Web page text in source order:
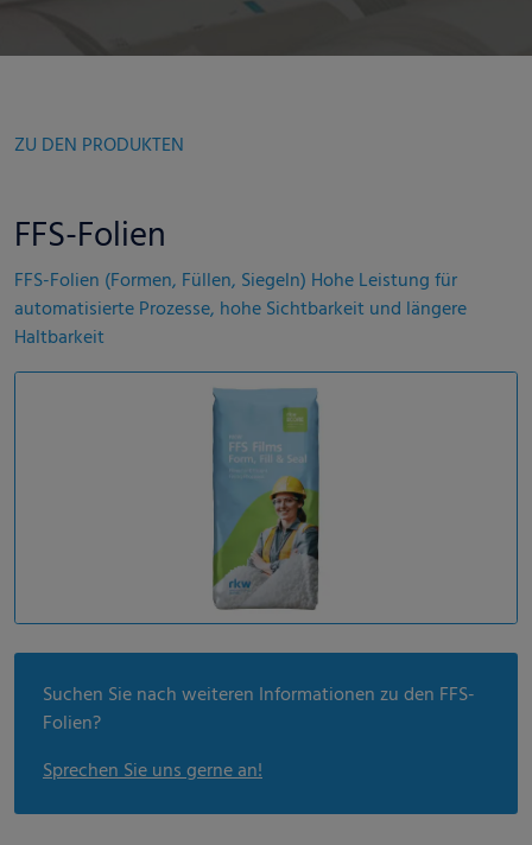
ZU DEN PRODUKTEN
FFS-Folien
FFS-Folien (Formen, Füllen, Siegeln) Hohe Leistung für
automatisierte Prozesse, hohe Sichtbarkeit und längere
Haltbarkeit
Suchen Sie nach weiteren Informationen zu den FFS-
Folien?
Sprechen Sie uns gerne an!